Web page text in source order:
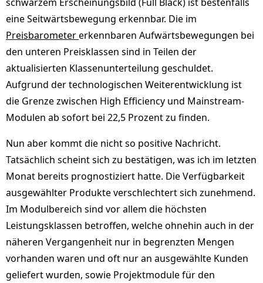
eine Seitwärtsbewegung erkennbar. Die im
Preisbarometererkennbaren Aufwärtsbewegungen bei
den unteren Preisklassen sind in Teilen der
aktualisierten Klassenunterteilung geschuldet.
Aufgrund der technologischen Weiterentwicklung ist
die Grenze zwischen High Efficiency und Mainstream-
Modulen ab sofort bei 22,5 Prozent zu finden.
Nun aber kommt die nicht so positive Nachricht.
Tatsächlich scheint sich zu bestätigen, was ich im letzten
Monat bereits prognostiziert hatte. Die Verfügbarkeit
ausgewählter Produkte verschlechtert sich zunehmend.
Im Modulbereich sind vor allem die höchsten
Leistungsklassen betroffen, welche ohnehin auch in der
näheren Vergangenheit nur in begrenzten Mengen
vorhanden waren und oft nur an ausgewählte Kunden
geliefert wurden, sowie Projektmodule für den